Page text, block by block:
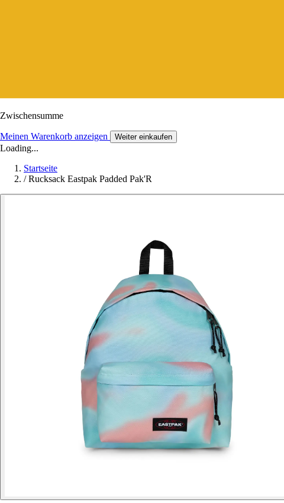
Zwischensumme
Meinen Warenkorb anzeigen Weiter einkaufen
Loading...
Startseite
/ Rucksack Eastpak Padded Pak'R